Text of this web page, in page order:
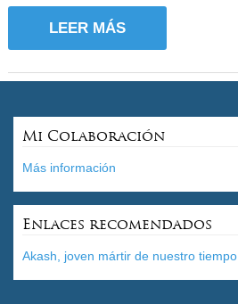
LEER MÁS
Mi Colaboración
Más información
Enlaces recomendados
Akash, joven mártir de nuestro tiempo